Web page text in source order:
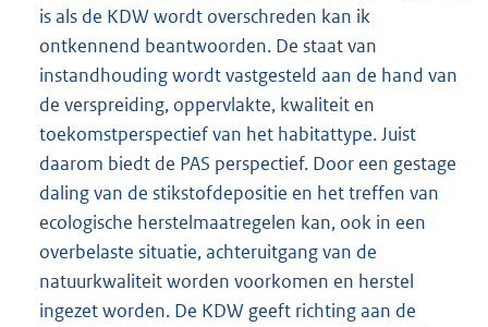
is als de KDW wordt overschreden kan ik
ontkennend beantwoorden. De staat van
instandhouding wordt vastgesteld aan de hand van
de verspreiding, oppervlakte, kwaliteit en
toekomstperspectief van het habitattype. Juist
daarom biedt de PAS perspectief. Door een gestage
daling van de stikstofdepositie en het treffen van
ecologische herstelmaatregelen kan, ook in een
overbelaste situatie, achteruitgang van de
natuurkwaliteit worden voorkomen en herstel
ingezet worden. De KDW geeft richting aan de